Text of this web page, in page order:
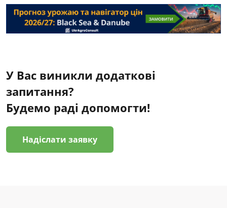
У Вас виникли додаткові
запитання?
Будемо раді допомогти!
Надіслати заявку